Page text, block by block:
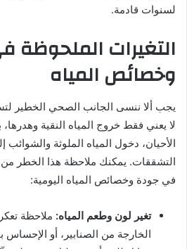
لسنوات قادمة.
التغيرات الملحوظة
وخصائص المياه
يجب ألا ننسى الجانب الصحي الخطير
لا يعني فقط خروج المياه النقية
الأحيان، دخول المياه الملوثة
التشققات. يمكنك ملاحظة هذا الخطر من
في جودة وخصائص المياه اليومية:
تغير لون وطعم المياه: ملاحظة
الخارجة من الصنابير، أو